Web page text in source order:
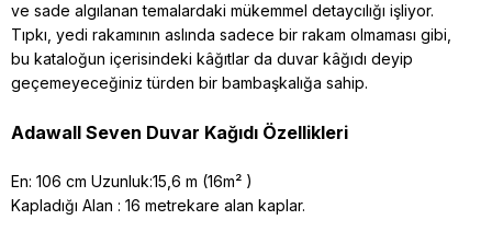
ve sade algılanan temalardaki mükemmel detaycılığı işliyor.
Tıpkı, yedi rakamının aslında sadece bir rakam olmaması gibi,
bu kataloğun içerisindeki kâğıtlar da duvar kâğıdı deyip
geçemeyeceğiniz türden bir bambaşkalığa sahip.
Adawall Seven Duvar Kağıdı Özellikleri
En: 106 cm Uzunluk:15,6 m (16m² )
Kapladığı Alan : 16 metrekare alan kaplar.